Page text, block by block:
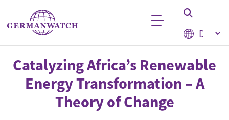
Direkt zum Inhalt
Select
Stichwortsuche
Catalyzing Africa’s Renewable
Energy Transformation – A
Theory of Change